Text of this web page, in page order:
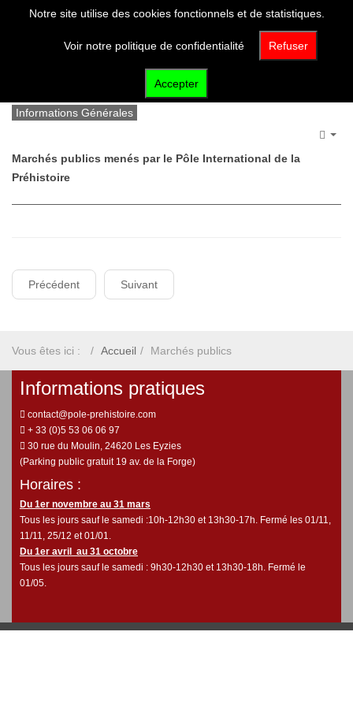
Marchés publics
Informations Générales
Marchés publics menés par le Pôle International de la
Préhistoire
Précédent Suivant
Vous êtes ici : Accueil Marchés publics
Informations pratiques
contact@pole-prehistoire.com
+ 33 (0)5 53 06 06 97
30 rue du Moulin, 24620 Les Eyzies
(Parking public gratuit 19 av. de la Forge)
Horaires :
Du 1er novembre au 31 mars
Tous les jours sauf le samedi :10h-12h30 et 13h30-17h. Fermé les 01/11,
11/11, 25/12 et 01/01.
Du 1er avril au 31 octobre
Tous les jours sauf le samedi : 9h30-12h30 et 13h30-18h. Fermé le
01/05.
Notre site utilise des cookies fonctionnels et de statistiques.
Voir notre politique de confidentialité Refuser
Accepter